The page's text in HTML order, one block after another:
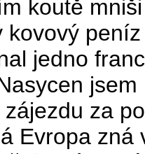
koutě
kovový
jedno
za
Evropa zná